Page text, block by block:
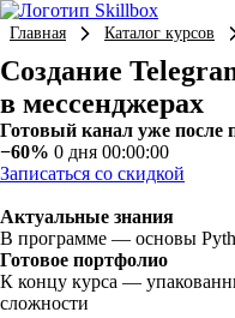
Главная Каталог курсов
Создание
в мессенджерах
Готовый канал уже после
−60% 0 дня 00:00:00
Записаться со скидкой
Актуальные знания
В программе — основы
Готовое портфолио
К концу курса —
сложности